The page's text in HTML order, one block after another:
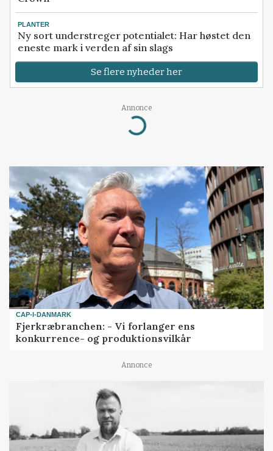
PLANTER
Ny sort understreger potentialet: Har høstet den
eneste mark i verden af sin slags
Se flere nyheder her
Annonce
Loading...
CAP-I-DANMARK
Fjerkræbranchen: - Vi forlanger ens
konkurrence- og produktionsvilkår
Annonce